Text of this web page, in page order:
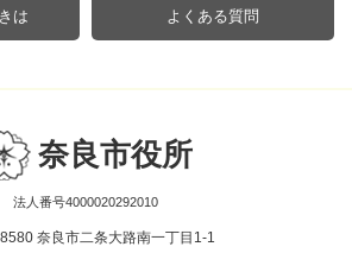
は よくある質問
奈良市役所
法人番号4000020292010
奈良市二条大路南一丁目1-1